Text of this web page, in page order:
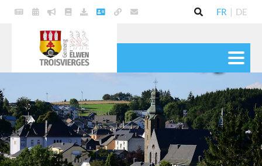
FR | DE
COMMUNE
SERVICES